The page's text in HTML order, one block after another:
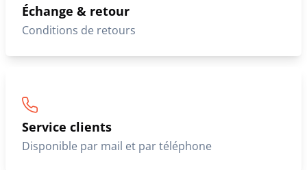
Échange & retour
Conditions de retours
Service clients
Disponible par mail et par téléphone